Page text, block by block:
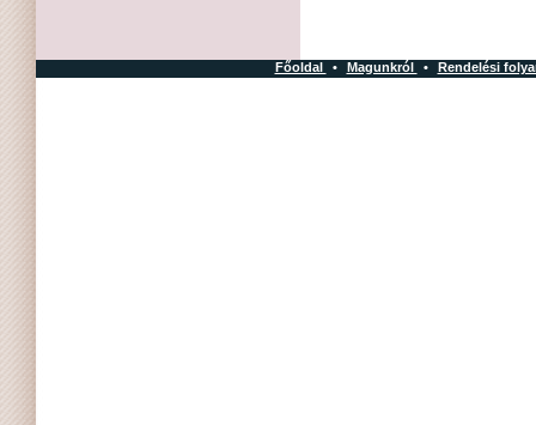
Főoldal • Magunkról • Rendelési